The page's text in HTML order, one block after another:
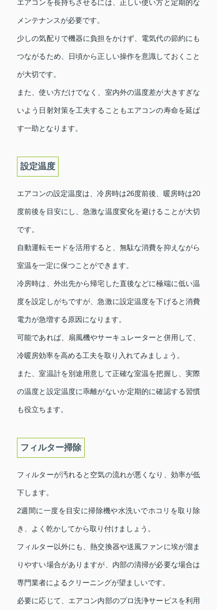
エアコンを長持ちさせるには、正しい使い方と定期的な
メンテナンスが必要です。
少しの気配りで機器に負担をかけず、電気代の節約にも
つながるため、日頃から正しい操作を意識しておくこと
が大切です。
また、使い方だけでなく、室内外の温度差が大きすぎな
いよう日射対策を工夫することもエアコンの寿命を延ば
す一助となります。
設定温度
エアコンの設定温度は、冷房時は26度前後、暖房時は20
度前後を目安にし、急激な温度変化を避けることが大切
です。
自動運転モードを活用すると、無駄な消費を抑えながら
室温を一定に保つことができます。
冷房時は、外出先から帰宅した直後などに極端に低い温
度を設定しがちですが、急激に設定温度を下げると消費
電力が急増する原因になります。
可能であれば、扇風機やサーキュレーターと併用して、
冷暖房効率を高める工夫を取り入れてみましょう。
また、室温計を別途用意して正確な室温を把握し、実際
の温度と設定温度に乖離がないか定期的に確認する習慣
も役立ちます。
フィルター掃除
フィルターが汚れると空気の流れが悪くなり、効率が低
下します。
2週間に一度を目安に掃除機や水洗いでホコリを取り除
き、よく乾かしてから取り付けましょう。
フィルター以外にも、熱交換器や送風ファンに埃が溜ま
りやすい場合がありますが、内部の清掃が必要な場合は
専門業者によるクリーニングが望ましいです。
必要に応じて、エアコン内部のプロ洗浄サービスを利用